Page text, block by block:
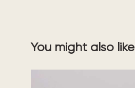
You might also like